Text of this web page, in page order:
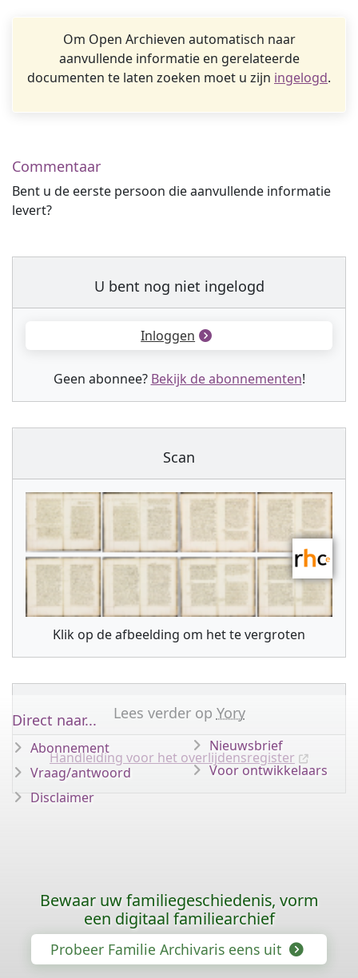
Om Open Archieven automatisch naar
aanvullende informatie en gerelateerde
documenten te laten zoeken moet u zijn ingelogd.
Commentaar
Bent u de eerste persoon die aanvullende informatie
levert?
U bent nog niet ingelogd
Inloggen
Geen abonnee? Bekijk de abonnementen!
Scan
Klik op de afbeelding om het te vergroten
Lees verder op Yory
Handleiding voor het overlijdensregister
Direct naar...
Abonnement
Vraag/antwoord
Disclaimer
Nieuwsbrief
Voor ontwikkelaars
Bewaar uw familiegeschiedenis, vorm
een digitaal familiearchief
Probeer Familie Archivaris eens uit